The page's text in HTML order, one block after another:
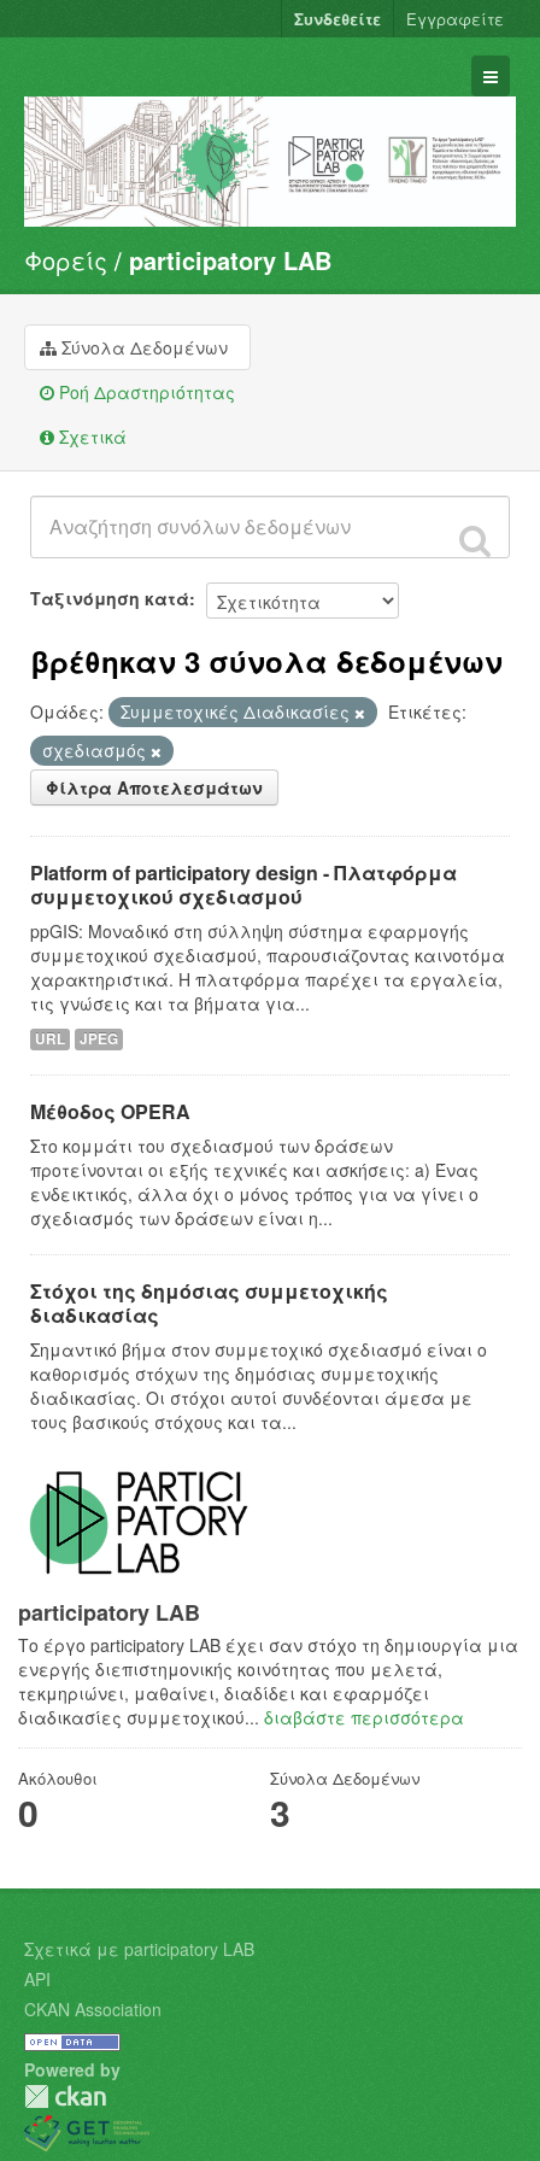
Συνδεθείτε Εγγραφείτε
Σύνολα Δεδομένων
Φορείς
Ομάδες
Σχετικά
Φορείς participatory LAB
Σύνολα Δεδομένων
Ροή Δραστηριότητας
Σχετικά
Ταξινόμηση κατά
βρέθηκαν 3 σύνολα δεδομένων
Ομάδες: Συμμετοχικές Διαδικασίες
Ετικέτες:
σχεδιασμός
Φίλτρα Αποτελεσμάτων
Platform of participatory design - Πλατφόρμα
συμμετοχικού σχεδιασμού
ppGIS: Μοναδικό στη σύλληψη σύστημα εφαρμογής
συμμετοχικού σχεδιασμού, παρουσιάζοντας καινοτόμα
χαρακτηριστικά. Η πλατφόρμα παρέχει τα εργαλεία,
τις γνώσεις και τα βήματα για...
URL JPEG
Μέθοδος OPERA
Στο κομμάτι του σχεδιασμού των δράσεων
προτείνονται οι εξής τεχνικές και ασκήσεις: a) Ένας
ενδεικτικός, άλλα όχι ο μόνος τρόπος για να γίνει ο
σχεδιασμός των δράσεων είναι η...
Στόχοι της δημόσιας συμμετοχικής
διαδικασίας
Σημαντικό βήμα στον συμμετοχικό σχεδιασμό είναι ο
καθορισμός στόχων της δημόσιας συμμετοχικής
διαδικασίας. Οι στόχοι αυτοί συνδέονται άμεσα με
τους βασικούς στόχους και τα...
participatory LAB
Το έργο participatory LAB έχει σαν στόχο τη δημιουργία μια
ενεργής διεπιστημονικής κοινότητας που μελετά,
τεκμηριώνει, μαθαίνει, διαδίδει και εφαρμόζει
διαδικασίες συμμετοχικού... διαβάστε περισσότερα
Ακόλουθοι
0
Σύνολα Δεδομένων
3
Σχετικά με participatory LAB
API
CKAN Association
Powered by